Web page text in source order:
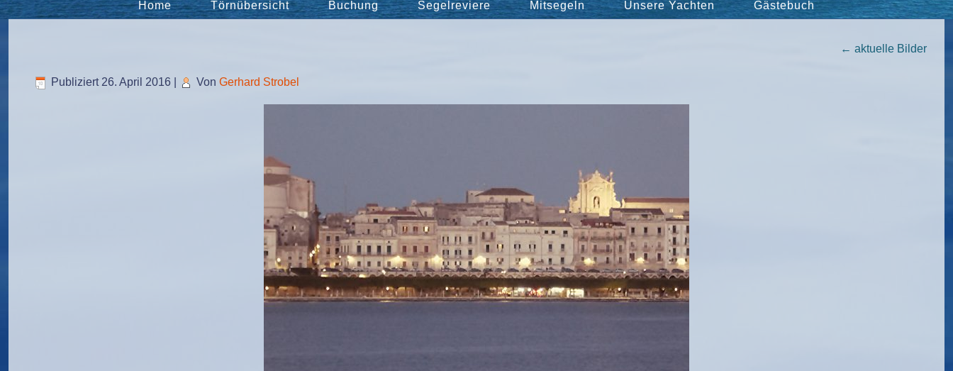
Home Törnübersicht Buchung Segelreviere Mitsegeln Unsere Yachten Gästebuch
← aktuelle Bilder
Publiziert 26. April 2016 Von Gerhard Strobel